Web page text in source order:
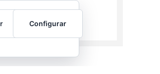
Configurar